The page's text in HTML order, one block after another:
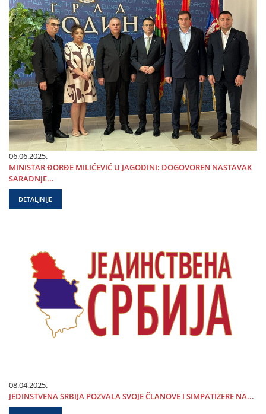
06.06.2025.
MINISTAR ĐORĐE MILIĆEVIĆ U ЈAGODINI: DOGOVOREN NASTAVAK
SARADNjE...
DETALJNIJE
08.04.2025.
ЈEDINSTVENA SRBIЈA POZVALA SVOЈE ČLANOVE I SIMPATIZERE NA...